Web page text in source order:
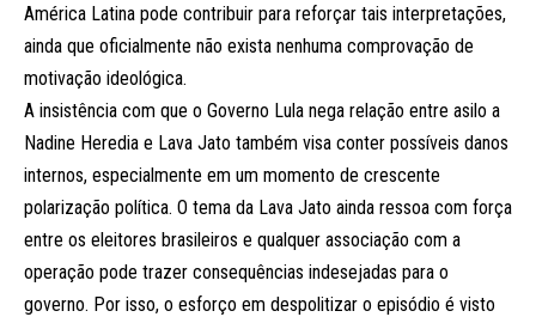
América Latina pode contribuir para reforçar tais interpretações,
ainda que oficialmente não exista nenhuma comprovação de
motivação ideológica.
A insistência com que o Governo Lula nega relação entre asilo a
Nadine Heredia e Lava Jato também visa conter possíveis danos
internos, especialmente em um momento de crescente
polarização política. O tema da Lava Jato ainda ressoa com força
entre os eleitores brasileiros e qualquer associação com a
operação pode trazer consequências indesejadas para o
governo. Por isso, o esforço em despolitizar o episódio é visto